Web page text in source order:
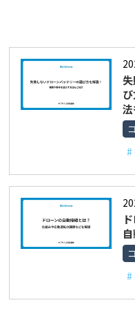
#
#